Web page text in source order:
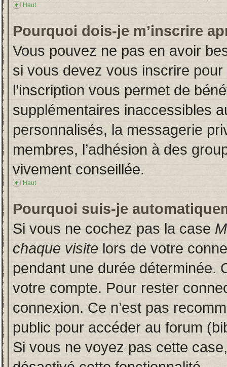
Haut
Pourquoi dois-je m’inscrire
Vous pouvez ne pas en avoir
si vous devez vous inscrire
l’inscription vous permet de
supplémentaires inaccessibles
personnalisés, la messagerie
membres, l’adhésion à des
vivement conseillée.
Haut
Pourquoi suis-je
Si vous ne cochez pas la case
chaque visite lors de votre
pendant une durée déterminée.
votre compte. Pour rester
connexion. Ce n’est pas
public pour accéder au forum
Si vous ne voyez pas cette